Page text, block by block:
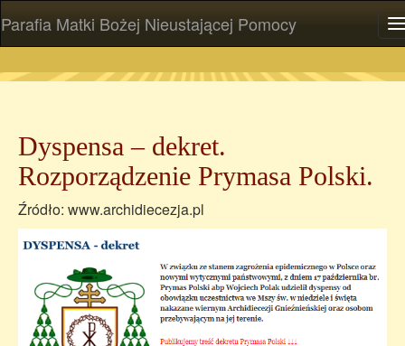
Parafia Matki Bożej Nieustającej Pomocy
Dyspensa – dekret.
Rozporządzenie Prymasa Polski.
Źródło: www.archidiecezja.pl